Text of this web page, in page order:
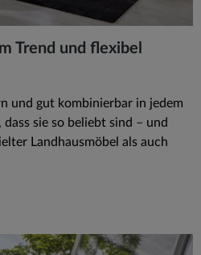
Trend und flexibel
und gut kombinierbar in jedem
sie so beliebt sind – und
Landhausmöbel als auch